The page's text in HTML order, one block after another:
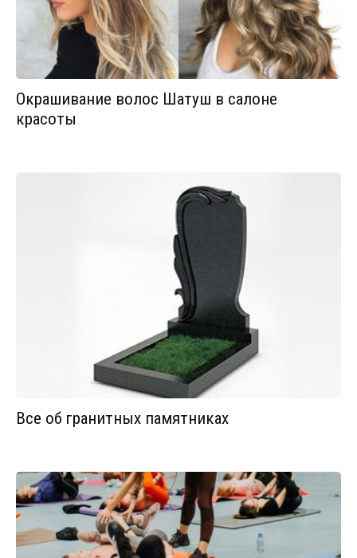
Окрашивание волос Шатуш в салоне
красоты
Все об гранитных памятниках